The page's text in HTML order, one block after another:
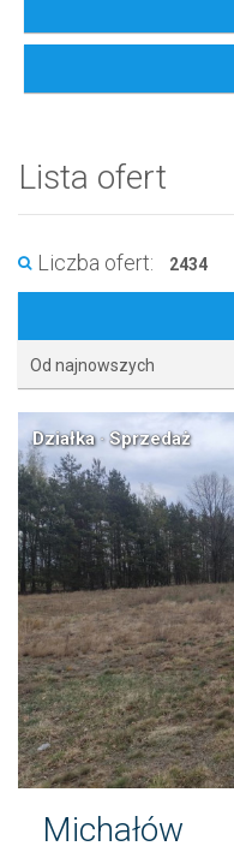
Lista ofert
Liczba ofert: 2434
Od najnowszych
Działka · Sprzedaż
Michałów